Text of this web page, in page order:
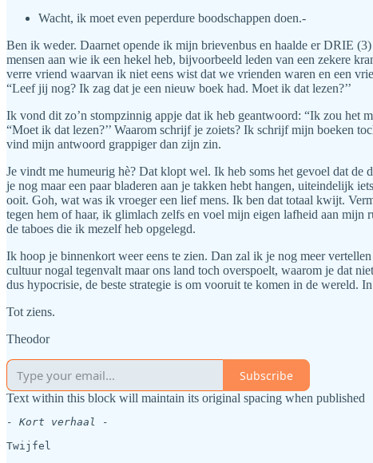
Wacht, ik moet even peperdure boodschappen doen.-
Ben ik weder. Daarnet opende ik mijn brievenbus en haalde er DRIE
mensen aan wie ik een hekel heb, bijvoorbeeld leden van een zekere
verre vriend waarvan ik niet eens wist dat we vrienden waren en een
“Leef jij nog? Ik zag dat je een nieuw boek had. Moet ik dat lezen?’’
Ik vond dit zo’n stompzinnig appje dat ik heb geantwoord: “Ik zou het
“Moet ik dat lezen?’’ Waarom schrijf je zoiets? Ik schrijf mijn boeken
vind mijn antwoord grappiger dan zijn zin.
Je vindt me humeurig hè? Dat klopt wel. Ik heb soms het gevoel dat de
je nog maar een paar bladeren aan je takken hebt hangen, uiteindelijk
ooit. Goh, wat was ik vroeger een lief mens. Ik ben dat totaal kwijt.
tegen hem of haar, ik glimlach zelfs en voel mijn eigen lafheid aan mijn
de taboes die ik mezelf heb opgelegd.
Ik hoop je binnenkort weer eens te zien. Dan zal ik je nog meer
cultuur nogal tegenvalt maar ons land toch overspoelt, waarom je dat
dus hypocrisie, de beste strategie is om vooruit te komen in de wereld.
Tot ziens.
Theodor
Subscribe
Text within this block will maintain its original spacing when published
- Kort verhaal -
Twijfel